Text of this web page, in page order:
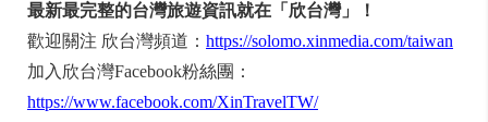
最新最完整的台灣旅遊資訊就在「欣台灣」！
歡迎關注 欣台灣頻道： https://solomo.xinmedia.com/taiwan
加入欣台灣Facebook粉絲團：
https://www.facebook.com/XinTravelTW/